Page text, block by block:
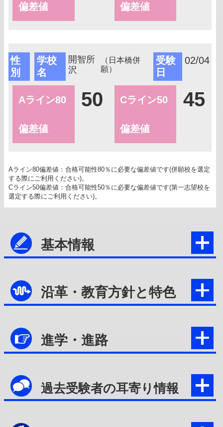
偏差値 偏差値
性
別
学校
名
開智所
沢
（日本橋併
願）
受験
日
02/04
Aライン80
偏差値
50 Cライン50
偏差値
45
Aライン80偏差値：合格可能性80％に必要な偏差値です(併願校を選定
する際にご利用ください)。
Cライン50偏差値：合格可能性50％に必要な偏差値です(第一志望校を
選定する際にご利用ください)。
基本情報
沿革・教育方針と特色
進学・進路
過去受験者の耳寄り情報